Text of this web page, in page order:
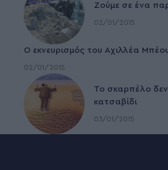
Ζούμε σε ένα
02/01/2015
Ο εκνευρισμός του Αχιλλέα
02/01/2015
To σκαρπέλο δεν
κατσαβίδι
03/01/2015